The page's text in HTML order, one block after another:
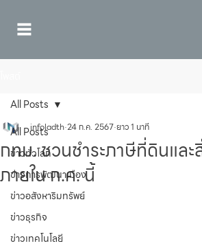
All Posts
ข่าวทั่วโลก
ข่าวการพัฒนาเมือง
ข่าวอสังหาริมทรัพย์
ข่าวธุรกิจ
ข่าวเทคโนโลยี
All Posts
กทม. ชวนชำระภาษีที่ดินแล
ภายใน ก.ค. นี้
infoladth 24 ก.ค. 2567 ยาว 1 นาที